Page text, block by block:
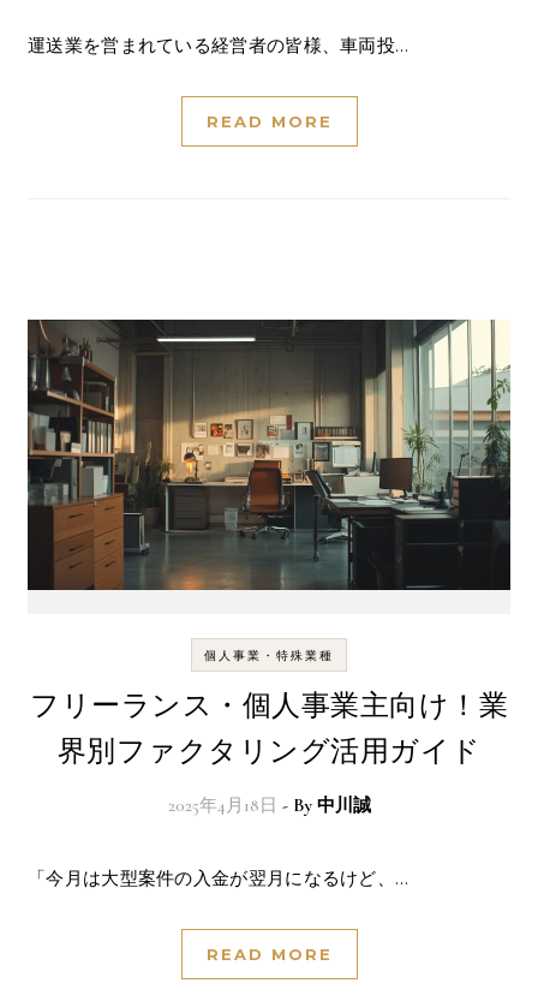
運送業を営まれている経営者の皆様、車両投…
READ MORE
個人事業・特殊業種
フリーランス・個人事業主向け！業
界別ファクタリング活用ガイド
2025年4月18日 - By 中川誠
「今月は大型案件の入金が翌月になるけど、…
READ MORE